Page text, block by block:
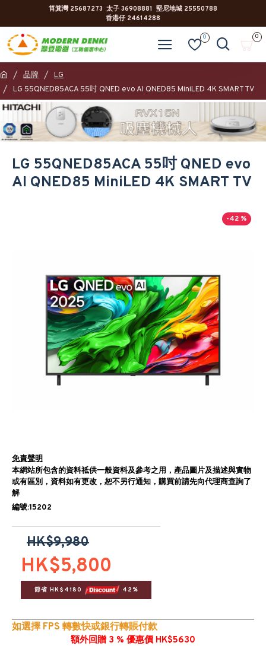
筲箕灣 25687273 太子 36908881 堅尼地城 25550788
香港仔 24614288
0 0
品牌
LG
LG 55QNED85ACA 55吋 QNED evo AI QNED85 MiniLED 4K SMART TV
LG 55QNED85ACA 55吋 QNED evo
AI QNED85 MiniLED 4K SMART TV
-42 %
免責聲明
本網站所包含的資料祗供一般資料及參考之用，產品圖片及描述與實物
或有區別，資料如有更改，恕不另行通知，購買前請先向代理商查詢了
解
編號:15202
HK$5,800
HK$9,980
節省 HK$4180 42%
如選擇 FPS 轉數快或銀行轉賬付款
額外回贈 3 % 優惠價 HK$5630